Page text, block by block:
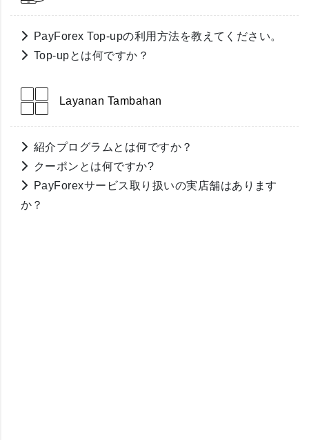
PayForex Top-upの利用方法を教えてください。
Top-upとは何ですか？
Layanan Tambahan
紹介プログラムとは何ですか？
クーポンとは何ですか?
PayForexサービス取り扱いの実店舗はあります
か？